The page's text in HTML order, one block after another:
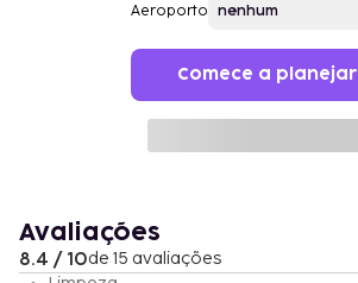
Aeroporto
Comece a planejar
Avaliações
8.4 / 10de 15 avaliações